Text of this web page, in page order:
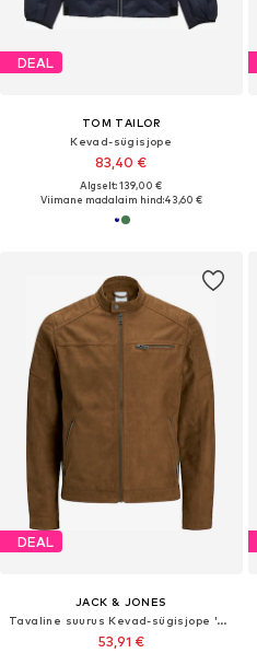
DEAL
TOM TAILOR
Kevad-sügisjope
83,40 €
Algselt: 139,00 €
Viimane madalaim hind:43,60 €
DEAL
JACK & JONES
Tavaline suurus Kevad-sügisjope 'JCORocky'
53,91 €